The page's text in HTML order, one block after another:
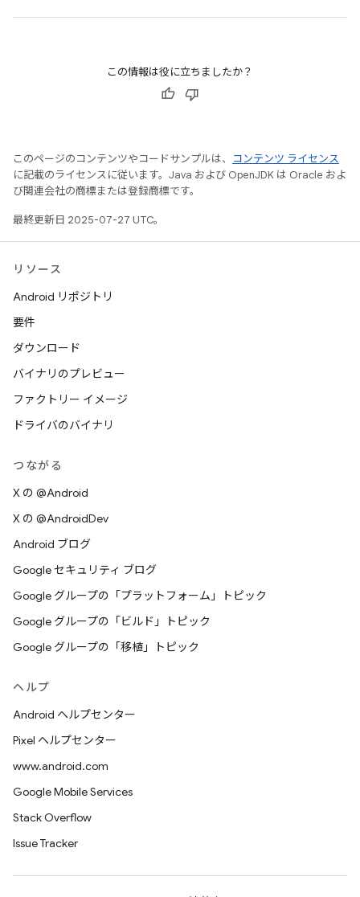
この情報は役に立ちましたか？
このページのコンテンツやコードサンプルは、
コンテンツ ライセンス
に記載のライセンスに従います。Java および OpenJDK は Oracle およ
び関連会社の商標または登録商標です。
最終更新日 2025-07-27 UTC。
リソース
Android リポジトリ
要件
ダウンロード
バイナリのプレビュー
ファクトリー イメージ
ドライバのバイナリ
つながる
X の @Android
X の @AndroidDev
Android ブログ
Google セキュリティ ブログ
Google グループの「プラットフォーム」トピック
Google グループの「ビルド」トピック
Google グループの「移植」トピック
ヘルプ
Android ヘルプセンター
Pixel ヘルプセンター
www.android.com
Google Mobile Services
Stack Overflow
Issue Tracker